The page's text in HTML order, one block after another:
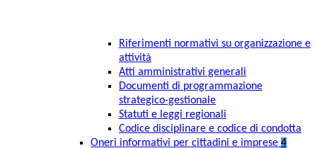
Riferimenti normativi su organizzazione e
attività
Atti amministrativi generali
Documenti di programmazione
strategico-gestionale
Statuti e leggi regionali
Codice disciplinare e codice di condotta
Oneri informativi per cittadini e imprese 4